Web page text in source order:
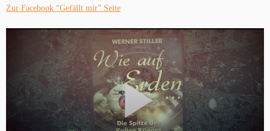
Zur Facebook “Gefällt mir” Seite